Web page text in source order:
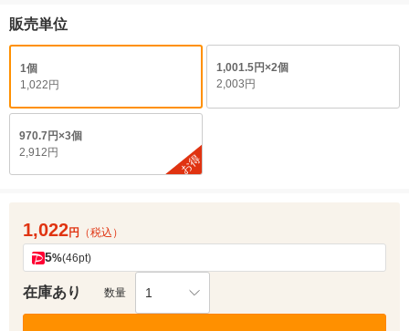
販売単位
1個
1,022円
1,001.5円×2個
2,003円
970.7円×3個
2,912円
お得
1,022円 （税込）
5%(46pt)
在庫あり 数量 1